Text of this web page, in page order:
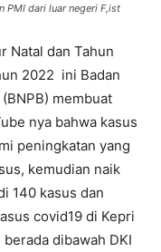
PMI dari luar negeri F,ist
Natal dan Tahun
2022 ini Badan
membuat
nya bahwa kasus
peningkatan yang
kemudian naik
140 kasus dan
covid19 di Kepri
dibawah DKI